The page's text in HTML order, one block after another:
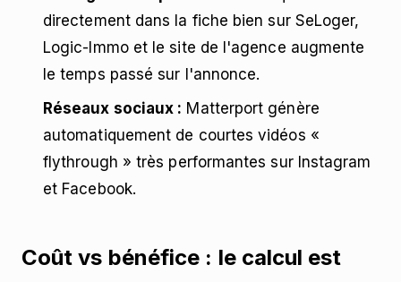
directement dans la fiche bien sur SeLoger,
Logic-Immo et le site de l'agence augmente
le temps passé sur l'annonce.
Réseaux sociaux : Matterport génère
automatiquement de courtes vidéos «
flythrough » très performantes sur Instagram
et Facebook.
Coût vs bénéfice : le calcul est